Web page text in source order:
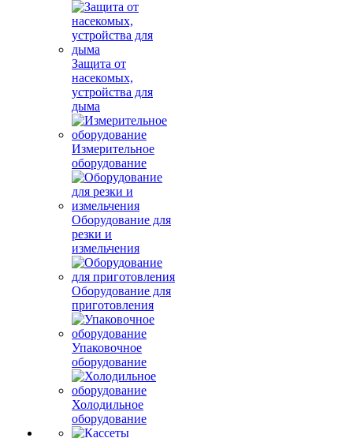
Защита от
насекомых,
устройства для
дыма
Измерительное
оборудование
Оборудование для
резки и
измельчения
Оборудование для
приготовления
Упаковочное
оборудование
Холодильное
оборудование